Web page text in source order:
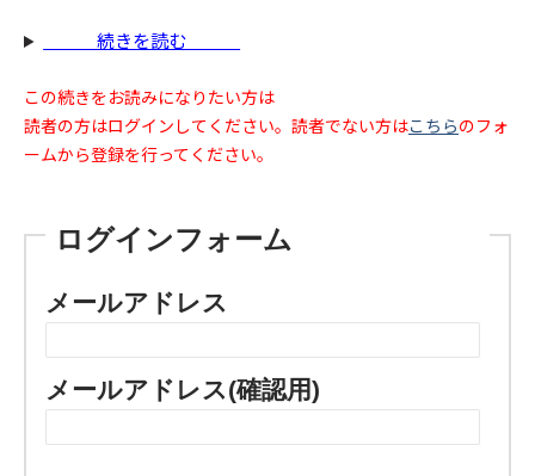
続きを読む
この続きをお読みになりたい方は
読者の方はログインしてください。読者でない方はこちらのフォ
ームから登録を行ってください。
ログインフォーム
メールアドレス
メールアドレス(確認用)